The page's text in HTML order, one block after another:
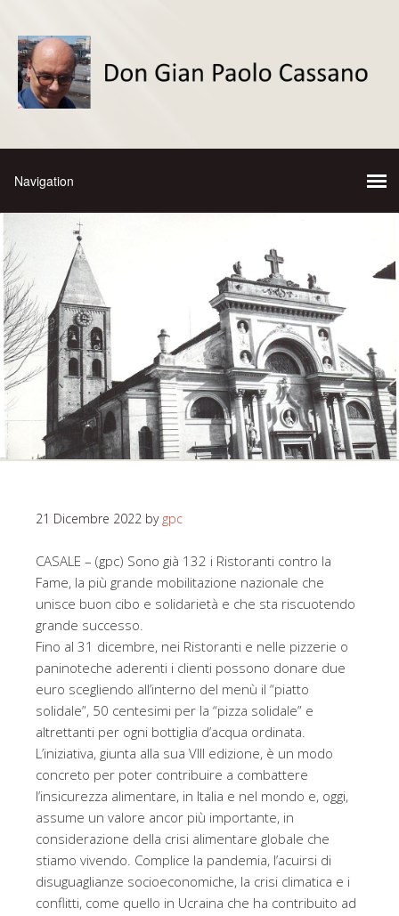
21 Dicembre 2022 by gpc
CASALE – (gpc) Sono già 132 i Ristoranti contro la
Fame, la più grande mobilitazione nazionale che
unisce buon cibo e solidarietà e che sta riscuotendo
grande successo.
Fino al 31 dicembre, nei Ristoranti e nelle pizzerie o
paninoteche aderenti i clienti possono donare due
euro scegliendo all’interno del menù il “piatto
solidale”, 50 centesimi per la “pizza solidale” e
altrettanti per ogni bottiglia d’acqua ordinata.
L’iniziativa, giunta alla sua VIII edizione, è un modo
concreto per poter contribuire a combattere
l’insicurezza alimentare, in Italia e nel mondo e, oggi,
assume un valore ancor più importante, in
considerazione della crisi alimentare globale che
stiamo vivendo. Complice la pandemia, l’acuirsi di
disuguaglianze socioeconomiche, la crisi climatica e i
conflitti, come quello in Ucraina che ha contribuito ad